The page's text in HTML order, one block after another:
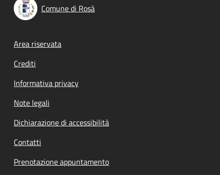
Comune di Rosà
Footer menu
Area riservata
Crediti
Informativa privacy
Note legali
Dichiarazione di accessibilità
Contatti
Prenotazione appuntamento